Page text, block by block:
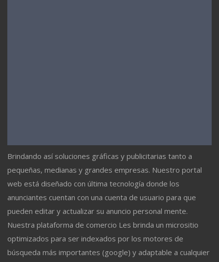
Brindando así soluciones gráficas y publicitarias tanto a
pequeñas, medianas y grandes empresas. Nuestro portal
web está diseñado con última tecnología donde los
anunciantes cuentan con una cuenta de usuario para que
pueden editar y actualizar su anuncio personal mente.
Nuestra plataforma de comercio Les brinda un micrositio
optimizados para ser indexados por los motores de
búsqueda más importantes (google) y adaptable a cualquier